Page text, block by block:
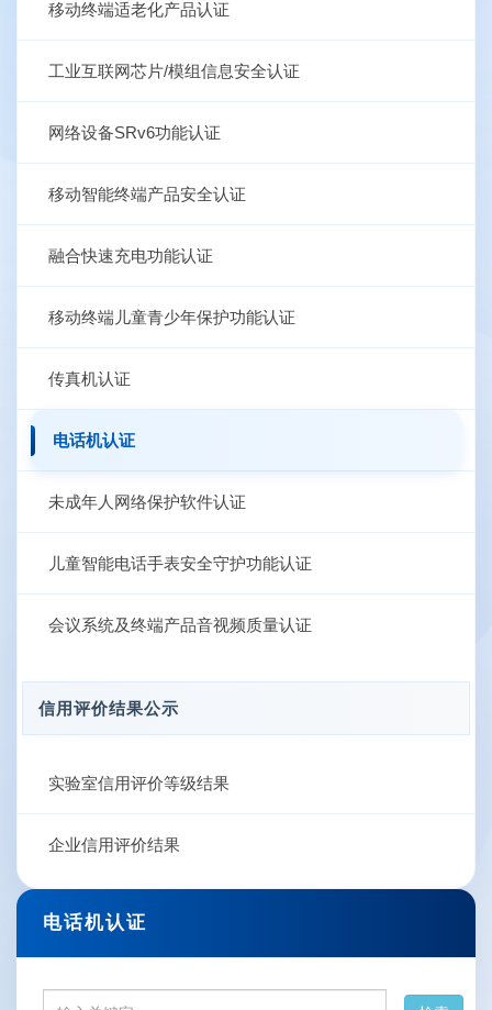
移动终端适老化产品认证
工业互联网芯片/模组信息安全认证
网络设备SRv6功能认证
移动智能终端产品安全认证
融合快速充电功能认证
移动终端儿童青少年保护功能认证
传真机认证
电话机认证
未成年人网络保护软件认证
儿童智能电话手表安全守护功能认证
会议系统及终端产品音视频质量认证
信用评价结果公示
实验室信用评价等级结果
企业信用评价结果
电话机认证